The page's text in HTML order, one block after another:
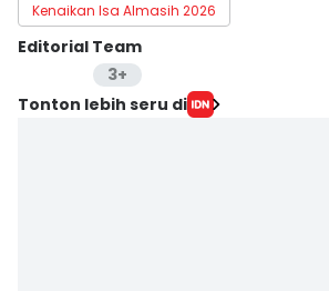
Kenaikan Isa Almasih 2026
Editorial Team
3+
Editor
Tonton lebih seru di